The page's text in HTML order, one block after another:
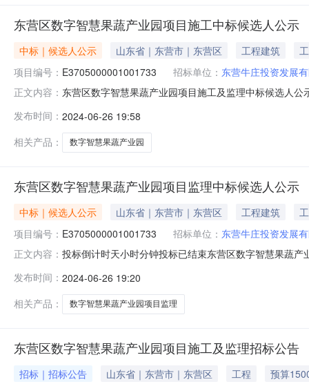
东营区数字智慧果蔬产业园项目施工中标候选人公示
中标｜候选人公示 山东省｜东营市｜东营区 工程建筑
项目编号： E3705000001001733 招标单位： 东营牛庄投资发展
正文内容： 东营区数字智慧果蔬产业园项目施工及监理中标候选人
以书面实名形式反映。中标候选人公示期期满结束后第
项目经
发布时间： 2024-06-26 19:58
相关产品：
数字智慧果蔬产业园
东营区数字智慧果蔬产业园项目监理中标候选人公示
中标｜候选人公示 山东省｜东营市｜东营区 工程建筑
项目编号： E3705000001001733 招标单位： 东营牛庄投资发展
正文内容： 投标倒计时天小时分钟投标已结束东营区数字智慧果蔬
次招标过程中的有关问题可向有关监督部门以书面实名
施工标段：排序
发布时间： 2024-06-26 19:20
相关产品：
数字智慧果蔬产业园项目监理
东营区数字智慧果蔬产业园项目施工及监理招标公告
招标｜招标公告 山东省｜东营市｜东营区 工程
预算